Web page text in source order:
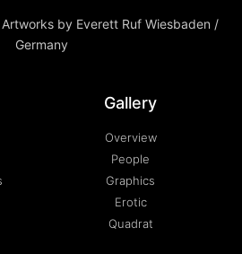
by Everett Ruf Wiesbaden /
Germany
Gallery
Overview
People
Graphics
Erotic
Quadrat